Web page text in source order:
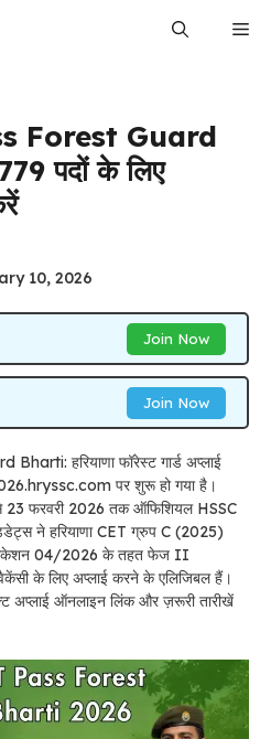
Forest Guard
पदों के लिए
10, 2026
Join Now
Join Now
हरियाणा फॉरेस्ट गार्ड अप्लाई
पर शुरू हो गया है।
23 फरवरी 2026 तक ऑफिशियल HSSC
ने हरियाणा CET ग्रुप C (2025)
04/2026 के तहत फेज II
के लिए अप्लाई करने के एलिजिबल हैं।
अप्लाई ऑनलाइन लिंक और ज़रूरी तारीखें